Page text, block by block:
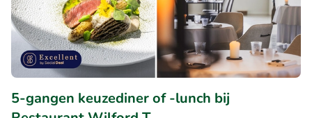
5-gangen keuzediner of -lunch bij